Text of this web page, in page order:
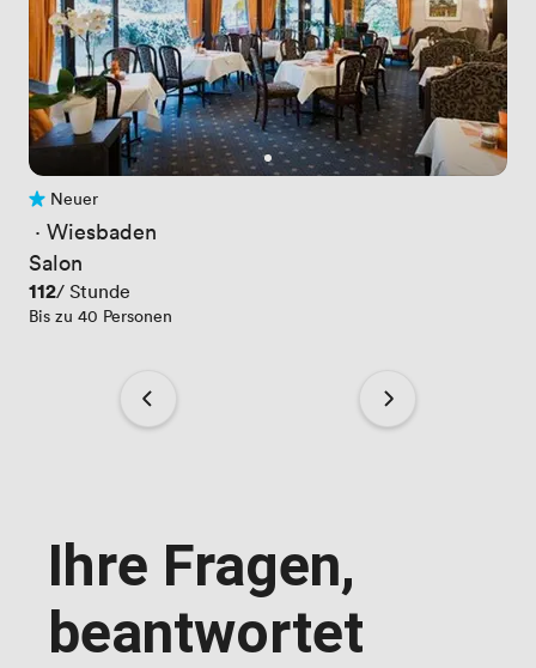
Noch keine Bewertungen
Neuer
· Wiesbaden
Salon
Preis
112/ Stunde
Bis zu 40 Personen
Ihre Fragen,
beantwortet